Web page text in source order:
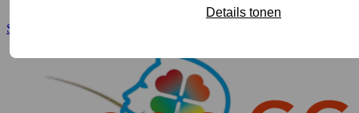
Details tonen
Slider-element overslaan